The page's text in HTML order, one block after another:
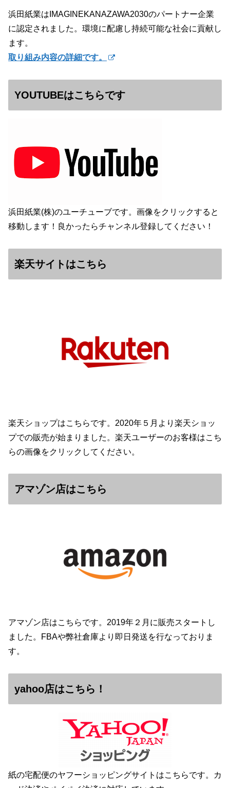
浜田紙業はIMAGINEKANAZAWA2030のパートナー企業
に認定されました。環境に配慮し持続可能な社会に貢献し
ます。
取り組み内容の詳細です。
YOUTUBEはこちらです
浜田紙業(株)のユーチューブです。画像をクリックすると
移動します！良かったらチャンネル登録してください！
楽天サイトはこちら
楽天ショップはこちらです。2020年５月より楽天ショッ
プでの販売が始まりました。楽天ユーザーのお客様はこち
らの画像をクリックしてください。
アマゾン店はこちら
アマゾン店はこちらです。2019年２月に販売スタートし
ました。FBAや弊社倉庫より即日発送を行なっておりま
す。
yahoo店はこちら！
紙の宅配便のヤフーショッピングサイトはこちらです。カ